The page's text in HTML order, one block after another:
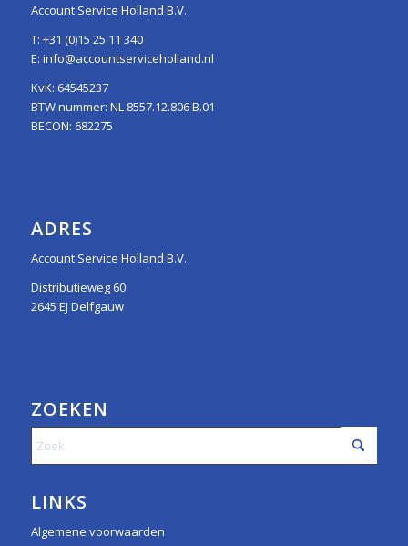
Account Service Holland B.V.
T: +31 (0)15 25 11 340
E: info@accountserviceholland.nl
KvK: 64545237
BTW nummer: NL 8557.12.806 B.01
BECON: 682275
ADRES
Account Service Holland B.V.
Distributieweg 60
2645 EJ Delfgauw
ZOEKEN
LINKS
Algemene voorwaarden